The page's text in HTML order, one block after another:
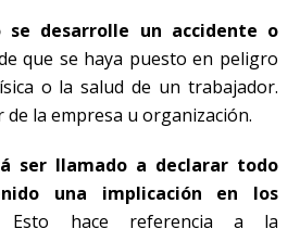
se desarrolle un accidente o
que se haya puesto en peligro
o la salud de un trabajador.
la empresa u organización.
ser llamado a declarar todo
una implicación en los
hace referencia a la